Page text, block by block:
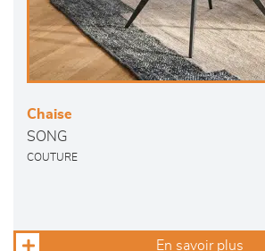
Chaise
SONG
COUTURE
En savoir plus